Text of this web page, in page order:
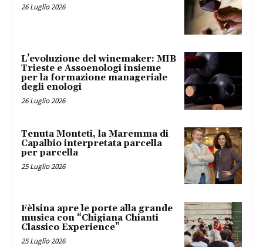
26 Luglio 2026
L’evoluzione del winemaker: MIB
Trieste e Assoenologi insieme
per la formazione manageriale
degli enologi
26 Luglio 2026
Tenuta Monteti, la Maremma di
Capalbio interpretata parcella
per parcella
25 Luglio 2026
Fèlsina apre le porte alla grande
musica con “Chigiana Chianti
Classico Experience”
25 Luglio 2026